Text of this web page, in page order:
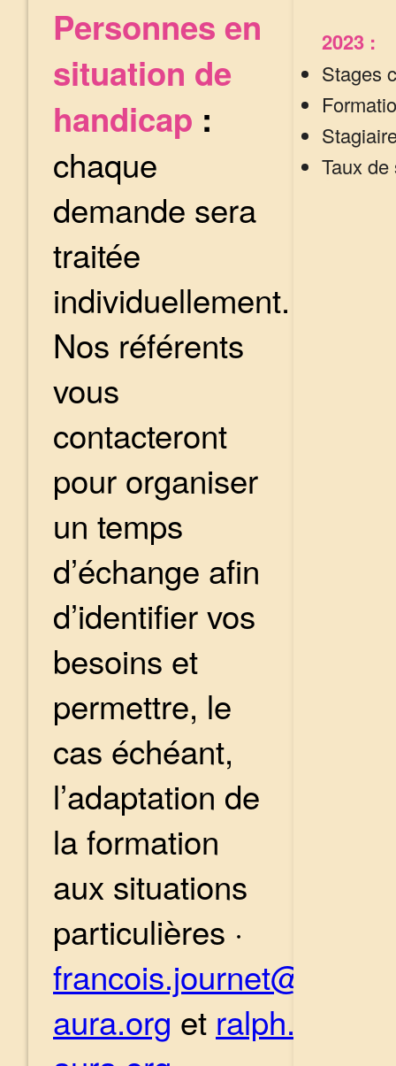
Personnes en
situation de
handicap :
chaque
demande sera
traitée
individuellement.
Nos référents
vous
contacteront
pour organiser
un temps
d’échange afin
d’identifier vos
besoins et
permettre, le
cas échéant,
l’adaptation de
la formation
aux situations
particulières ·
aura.org et
2023 :
Stages
Taux